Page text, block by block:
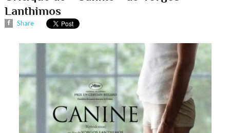
Lanthimos
Share